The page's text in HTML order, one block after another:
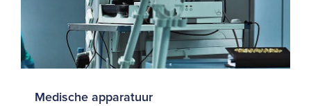
Medische apparatuur